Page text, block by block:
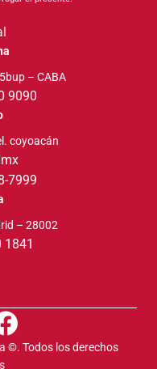
– CABA
9090
coyoacán
7999
– 28002
1841
©️. Todos los derechos